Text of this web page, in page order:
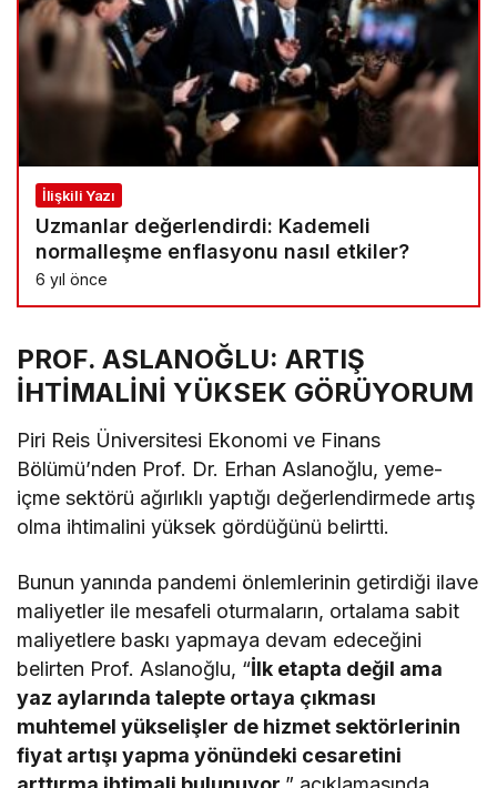
İlişkili Yazı
Uzmanlar değerlendirdi: Kademeli
normalleşme enflasyonu nasıl etkiler?
6 yıl önce
PROF. ASLANOĞLU: ARTIŞ
İHTİMALİNİ YÜKSEK GÖRÜYORUM
Piri Reis Üniversitesi Ekonomi ve Finans
Bölümü’nden Prof. Dr. Erhan Aslanoğlu, yeme-
içme sektörü ağırlıklı yaptığı değerlendirmede artış
olma ihtimalini yüksek gördüğünü belirtti.
Bunun yanında pandemi önlemlerinin getirdiği ilave
maliyetler ile mesafeli oturmaların, ortalama sabit
maliyetlere baskı yapmaya devam edeceğini
belirten Prof. Aslanoğlu, “İlk etapta değil ama
yaz aylarında talepte ortaya çıkması
muhtemel yükselişler de hizmet sektörlerinin
fiyat artışı yapma yönündeki cesaretini